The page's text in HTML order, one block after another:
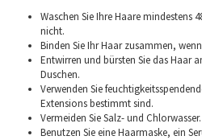
Waschen Sie Ihre Haare mindestens
nicht.
Binden Sie Ihr Haar zusammen,
Entwirren und bürsten Sie das Haar
Duschen.
Verwenden Sie
Extensions bestimmt sind.
Vermeiden Sie Salz- und Chlorwasser.
Benutzen Sie eine Haarmaske, ein